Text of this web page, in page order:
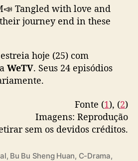
i
n
i
a
m
W
e
Tangled with love and
journey end in these
premieres today 12 PM
#WeTV
t.co/2Bb4ekT3mT
HLxXwSNHI8
estreia hoje (25) com
WeTV. Seus 24 episódios
Fonte (1), (2)
Imagens: Reprodução
sem os devidos créditos.
, Bu Bu Sheng Huan, C-Drama,